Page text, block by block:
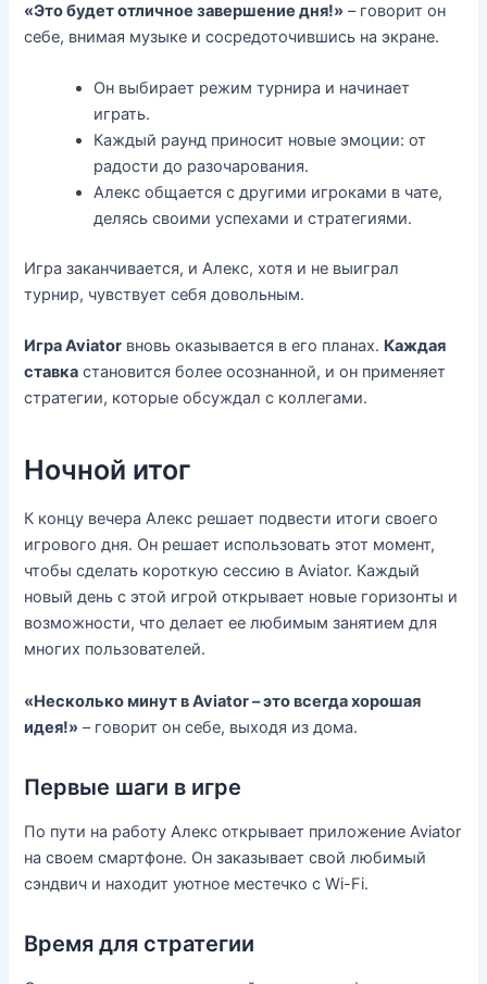
«Это будет отличное завершение дня!» – говорит он
себе, внимая музыке и сосредоточившись на экране.
Он выбирает режим турнира и начинает
играть.
Каждый раунд приносит новые эмоции: от
радости до разочарования.
Алекс общается с другими игроками в чате,
делясь своими успехами и стратегиями.
Игра заканчивается, и Алекс, хотя и не выиграл
турнир, чувствует себя довольным.
Игра Aviator вновь оказывается в его планах. Каждая
ставка становится более осознанной, и он применяет
стратегии, которые обсуждал с коллегами.
Ночной итог
К концу вечера Алекс решает подвести итоги своего
игрового дня. Он решает использовать этот момент,
чтобы сделать короткую сессию в Aviator. Каждый
новый день с этой игрой открывает новые горизонты и
возможности, что делает ее любимым занятием для
многих пользователей.
«Несколько минут в Aviator – это всегда хорошая
идея!» – говорит он себе, выходя из дома.
Первые шаги в игре
По пути на работу Алекс открывает приложение Aviator
на своем смартфоне. Он заказывает свой любимый
сэндвич и находит уютное местечко с Wi-Fi.
Время для стратегии